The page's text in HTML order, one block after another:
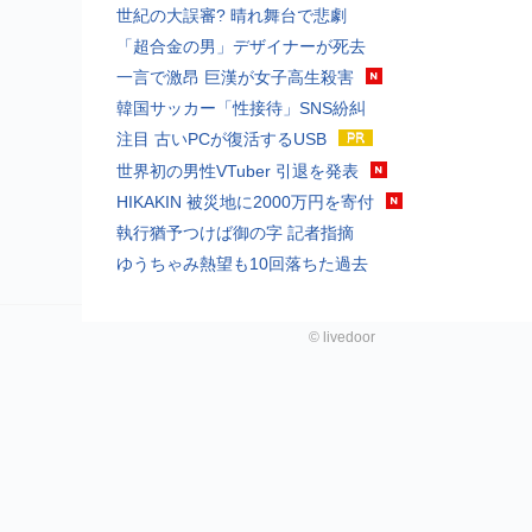
世紀の大誤審? 晴れ舞台で悲劇
「超合金の男」デザイナーが死去
一言で激昂 巨漢が女子高生殺害
韓国サッカー「性接待」SNS紛糾
注目 古いPCが復活するUSB
世界初の男性VTuber 引退を発表
HIKAKIN 被災地に2000万円を寄付
執行猶予つけば御の字 記者指摘
ゆうちゃみ熱望も10回落ちた過去
© livedoor